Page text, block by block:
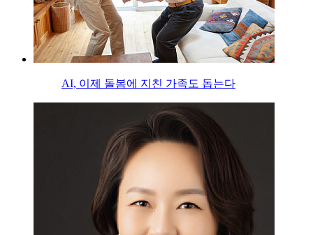
AI, 이제 돌봄에 지친 가족도 돕는다